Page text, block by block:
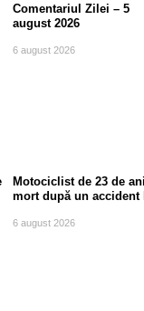
Comentariul Zilei – 5
august 2026
6 august 2026
Motociclist de 23 de
mort după un accident
6 august 2026